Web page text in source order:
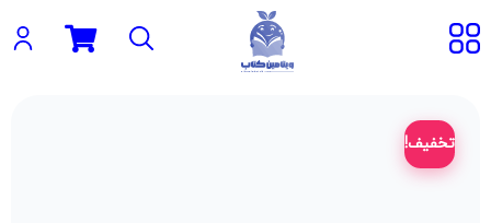
تخفیف!